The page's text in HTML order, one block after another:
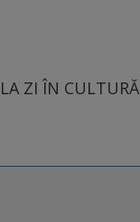
LA ZI ÎN CULTURĂ